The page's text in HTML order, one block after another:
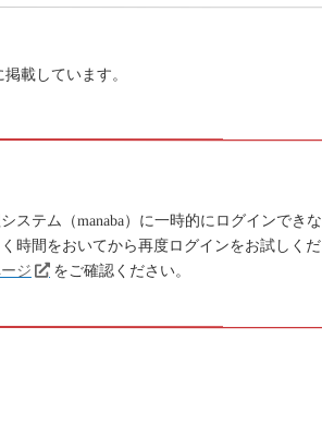
載しています。
テム（manaba）に一時的にログインできな
時間をおいてから再度ログインをお試しくだ
ジ をご確認ください。